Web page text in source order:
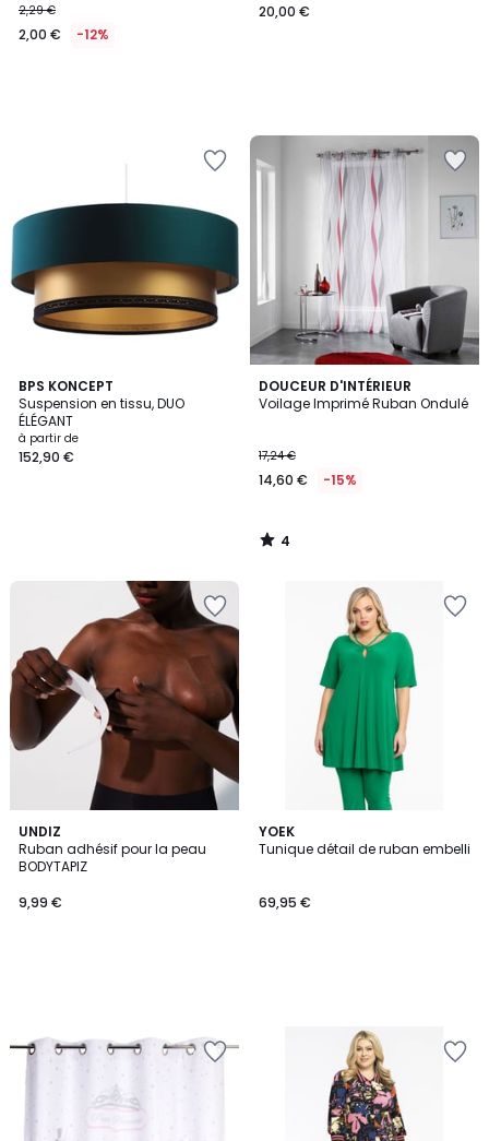
2,29 €
2,00 € -12%
20,00 €
BPS KONCEPT
Suspension en tissu, DUO
ÉLÉGANT
à partir de
152,90 €
DOUCEUR D'INTÉRIEUR
Voilage Imprimé Ruban Ondulé
17,24 €
14,60 € -15%
4
/
4
/
UNDIZ
Ruban adhésif pour la peau
BODYTAPIZ
9,99 €
YOEK
Tunique détail de ruban embelli
69,95 €